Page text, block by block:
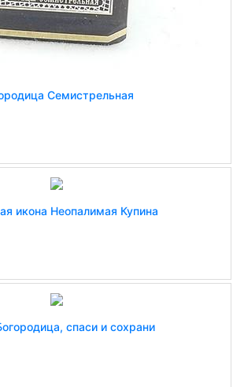
Семистрельная
икона Неопалимая Купина
спаси и сохрани